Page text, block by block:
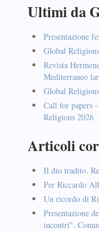
Ultimi da
Presentazione
Global
Revista
Mediterraneo
Global
Call for papers
Religions 2026
Articoli
Il dio tradito.
Per Riccardo
Un ricordo di
Presentazione
incontri".